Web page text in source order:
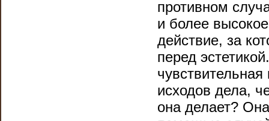
противном
и более
действие, за
перед
исходов дела,
она делает?